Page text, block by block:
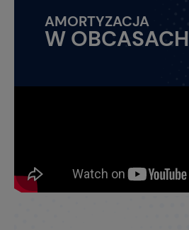
AMORTYZACJA
W OBCASACH